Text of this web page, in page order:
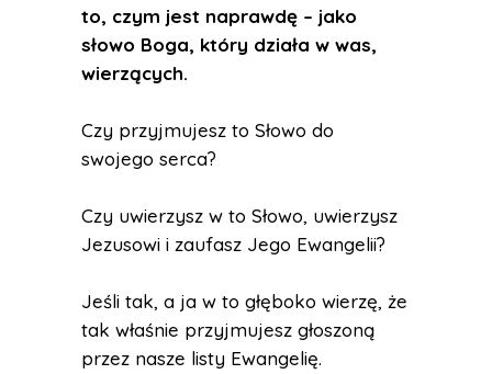
to, czym jest naprawdę – jako
słowo Boga, który działa w was,
wierzących.
Czy przyjmujesz to Słowo do
swojego serca?
Czy uwierzysz w to Słowo, uwierzysz
Jezusowi i zaufasz Jego Ewangelii?
Jeśli tak, a ja w to głęboko wierzę, że
tak właśnie przyjmujesz głoszoną
przez nasze listy Ewangelię.